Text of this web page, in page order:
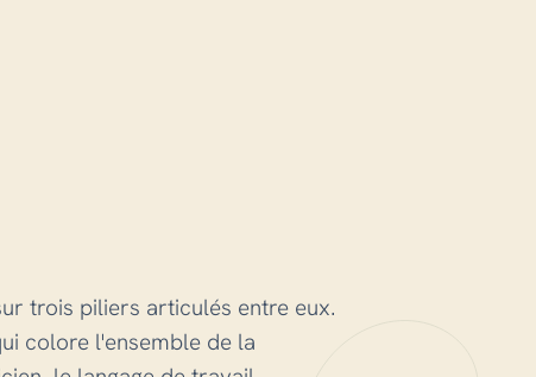
trois piliers articulés entre eux.
colore l'ensemble de la